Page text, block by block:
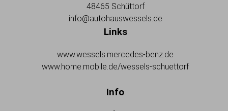
48465 Schüttorf
info@autohauswessels.de
Links
www.wessels.mercedes-benz.de
www.home.mobile.de/wessels-schuettorf
Info